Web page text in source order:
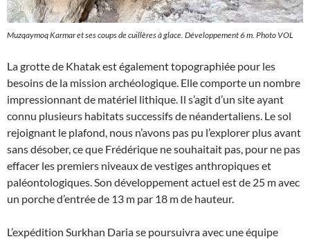
Muzqaymoq Karmar et ses coups de cuillères à glace. Développement 6 m. Photo VOL
La grotte de Khatak est également topographiée pour les
besoins de la mission archéologique. Elle comporte un nombre
impressionnant de matériel lithique. Il s’agit d’un site ayant
connu plusieurs habitats successifs de néandertaliens. Le sol
rejoignant le plafond, nous n’avons pas pu l’explorer plus avant
sans désober, ce que Frédérique ne souhaitait pas, pour ne pas
effacer les premiers niveaux de vestiges anthropiques et
paléontologiques. Son développement actuel est de 25 m avec
un porche d’entrée de 13 m par 18 m de hauteur.
L’expédition Surkhan Daria se poursuivra avec une équipe